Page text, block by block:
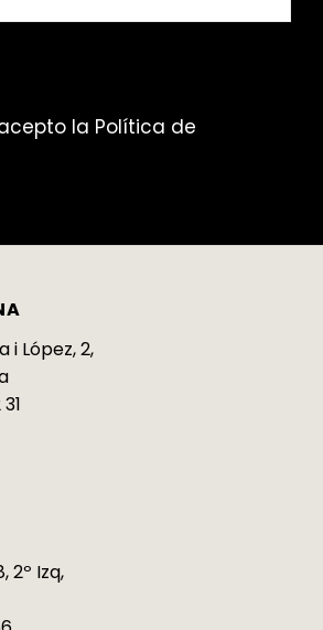
la Política de
i López, 2,
2º Izq,